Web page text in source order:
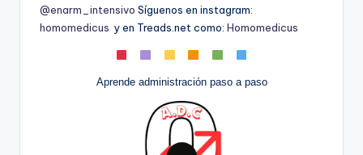
@enarm_intensivo Síguenos en instagram:
homomedicus y en Treads.net como: Homomedicus
Aprende administración paso a paso